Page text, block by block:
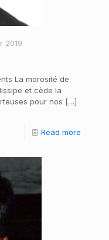
2019
La morosité de
et cède la
pour nos […]
Read more